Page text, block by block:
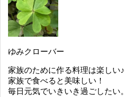
ゆみクローバー
家族のために作る料理は楽しい♪
家族で食べると美味しい！
毎日元気でいきいき過ごしたい。